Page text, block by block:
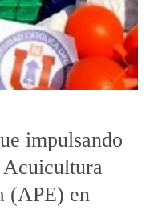
impulsando
(APE) en